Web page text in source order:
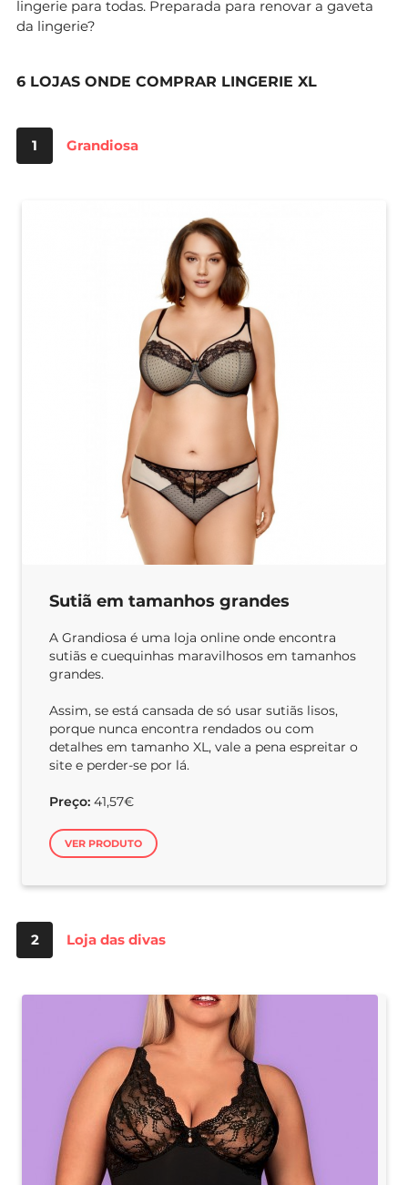
lingerie para todas. Preparada para renovar a gaveta
da lingerie?
6 LOJAS ONDE COMPRAR LINGERIE XL
1 Grandiosa
Sutiã em tamanhos grandes
A Grandiosa é uma loja online onde encontra
sutiãs e cuequinhas maravilhosos em tamanhos
grandes.
Assim, se está cansada de só usar sutiãs lisos,
porque nunca encontra rendados ou com
detalhes em tamanho XL, vale a pena espreitar o
site e perder-se por lá.
Preço: 41,57€
VER PRODUTO
2 Loja das divas